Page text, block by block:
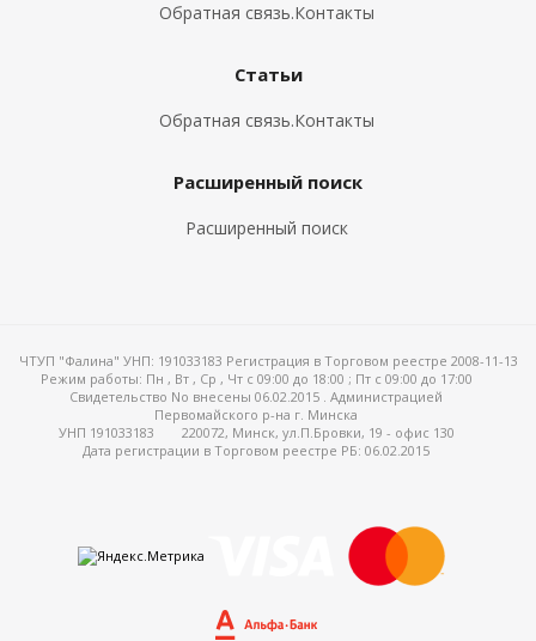
Обратная связь.Контакты
Статьи
Обратная связь.Контакты
Расширенный поиск
Расширенный поиск
ЧТУП "Фалина" УНП: 191033183 Регистрация в Торговом реестре 2008-11-13
Режим работы: Пн , Вт , Ср , Чт c 09:00 до 18:00 ; Пт c 09:00 до 17:00
Свидетельство No внесены 06.02.2015 . Администрацией
Первомайского р-на г. Минска
УНП 191033183
220072, Минск, ул.П.Бровки, 19 - офис 130
Дата регистрации в Торговом реестре РБ: 06.02.2015